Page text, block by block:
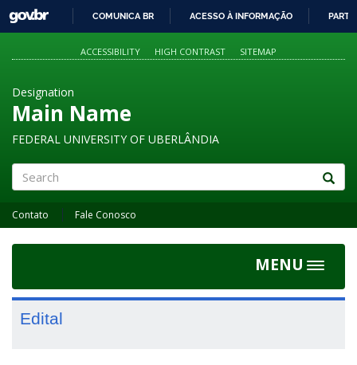
PARA
O
GOVBR
COMUNICA BR ACESSO À INFORMAÇÃO
ACCESSIBILITY HIGH CONTRAST SITEMAP
Designation
Main Name
FEDERAL UNIVERSITY OF UBERLÂNDIA
Contato Fale Conosco
MENU
Toggle
Edital